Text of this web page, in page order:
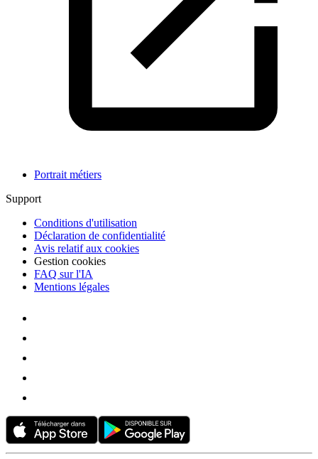
Portrait métiers
Support
Conditions d'utilisation
Déclaration de confidentialité
Avis relatif aux cookies
Gestion cookies
FAQ sur l'IA
Mentions légales